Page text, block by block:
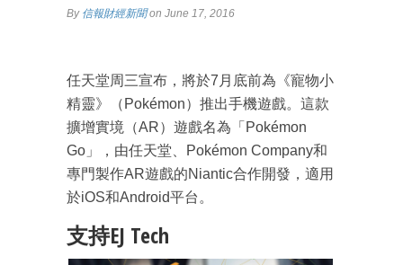
By 信報財經新聞on June 17, 2016
任天堂周三宣布，將於7月底前為《寵物小
精靈》（Pokémon）推出手機遊戲。這款
擴增實境（AR）遊戲名為「Pokémon
Go」，由任天堂、Pokémon Company和
專門製作AR遊戲的Niantic合作開發，適用
於iOS和Android平台。
支持EJ Tech